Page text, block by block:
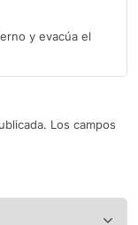
y evacúa el
Los campos